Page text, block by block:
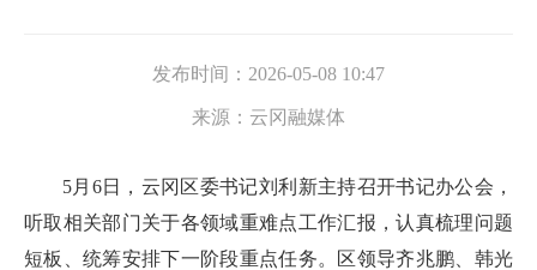
发布时间： 2026-05-08 10:47
来源： 云冈融媒体
5月6日，云冈区委书记刘利新主持召开书记办公会，
听取相关部门关于各领域重难点工作汇报，认真梳理问题
短板、统筹安排下一阶段重点任务。区领导齐兆鹏、韩光